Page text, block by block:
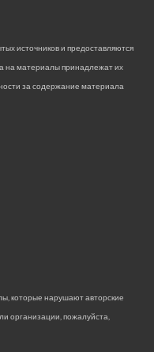
источников и предоставляются
на материалы принадлежат их
за содержание материала
которые нарушают авторские
организации, пожалуйста,